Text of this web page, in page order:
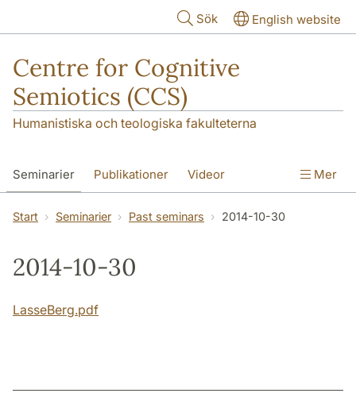
Sök English website
Centre for Cognitive
Semiotics (CCS)
Humanistiska och teologiska fakulteterna
Seminarier Publikationer Videor Mer
Start Seminarier Past seminars 2014-10-30
2014-10-30
LasseBerg.pdf